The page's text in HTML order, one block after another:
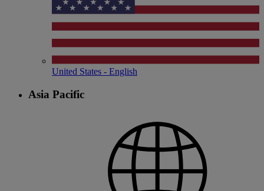
United States - English
Asia Pacific